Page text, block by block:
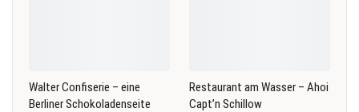
Walter Confiserie – eine
Berliner Schokoladenseite
Restaurant am Wasser – Ahoi
Capt’n Schillow